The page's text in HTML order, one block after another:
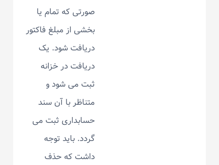
صورتی که تمام یا
بخشی از مبلغ فاکتور
دریافت شود. یک
دریافت در خزانه
ثبت می شود و
متناظر با آن سند
حسابداری ثبت می
گردد. باید توجه
داشت که حذف